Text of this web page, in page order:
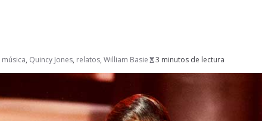
música, Quincy Jones, relatos, William Basie 3 minutos de lectura